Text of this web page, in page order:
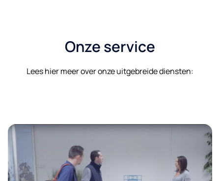
Onze service
Lees hier meer over onze uitgebreide diensten: